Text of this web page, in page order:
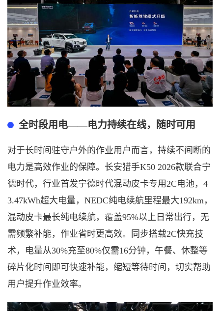
全时段用电——电力持续在线，随时可用
对于长时间驻守户外的作业用户而言，持续不间断的
电力是高效作业的保障。长安猎手K50 2026款联合宁
德时代，行业首发宁德时代混动皮卡专用2C电池，4
3.47kWh超大电量， NEDC纯电续航里程最大192km，
混动皮卡最长纯电续航，覆盖95%以上日常出行，无
需频繁补能，作业省时更高效。同步搭载2C快充技
术，电量从30%充至80%仅需16分钟，午餐、休整等
碎片化时间即可快速补能，缩短等待时间，切实帮助
用户提升作业效率。